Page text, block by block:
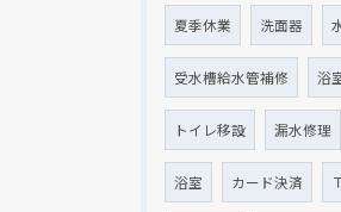
夏季休業 洗面器
受水槽給水管補修 浴
トイレ移設 漏水修理
浴室 カード決済